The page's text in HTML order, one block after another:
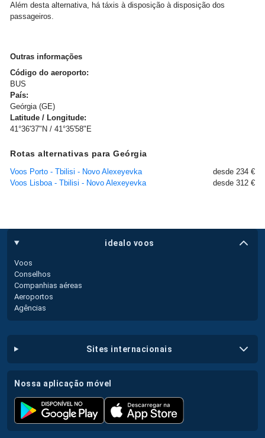
Além desta alternativa, há táxis à disposição à disposição dos
passageiros.
Outras informações
Código do aeroporto:
BUS
País:
Geórgia (GE)
Latitude / Longitude:
41°36'37"N / 41°35'58"E
Rotas alternativas para Geórgia
Voos Porto - Tbilisi - Novo Alexeyevka
desde 234 €
Voos Lisboa - Tbilisi - Novo Alexeyevka
desde 312 €
idealo voos
Voos
Conselhos
Companhias aéreas
Aeroportos
Agências
sites internacionais
nossa aplicação móvel